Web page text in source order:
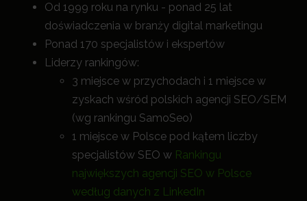
Od 1999 roku na rynku - ponad 25 lat
doświadczenia w branży digital marketingu
Ponad 170 specjalistów i ekspertów
Liderzy rankingów:
3 miejsce w przychodach i 1 miejsce w
zyskach wśród polskich agencji SEO/SEM
(wg rankingu SamoSeo)
1 miejsce w Polsce pod kątem liczby
specjalistów SEO w Rankingu
największych agencji SEO w Polsce
według danych z LinkedIn